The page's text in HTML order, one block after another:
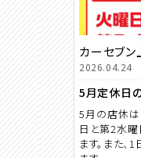
カーセブン
2026.04.24
5月定休日
5月の店休
日と第2水
ます。また